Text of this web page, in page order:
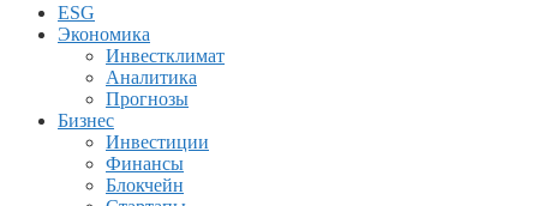
ESG
Экономика
Инвестклимат
Аналитика
Прогнозы
Бизнес
Инвестиции
Финансы
Блокчейн